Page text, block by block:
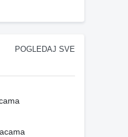
POGLEDAJ SVE